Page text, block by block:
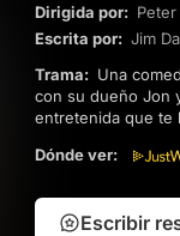
Dirigida por:
Escrita por: Jim
Trama:
con su dueño Jon
entretenida que te
enamorarte de
Dónde ver:
Escribir